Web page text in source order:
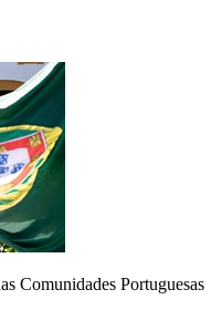
Comunidades Portuguesas